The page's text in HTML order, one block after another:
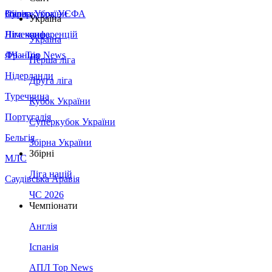
Збірна України
Італія
Німеччина
Франція
Нідерланди
Туреччина
Португалія
Бельгія
МЛС
Саудівська Аравія
Суперкубок УЄФА
Ліга конференцій
ЛЧ - Top News
Україна
Україна
Перша ліга
Друга ліга
Кубок України
Суперкубок України
Збірна України
Збірні
Ліга націй
ЧС 2026
Чемпіонати
Англія
Іспанія
АПЛ Top News